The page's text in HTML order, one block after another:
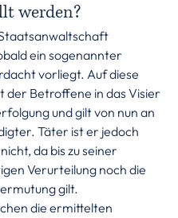
werden?
ein sogenannter
vorliegt. Auf diese
der Betroffene in das Visier
und gilt von nun an
Täter ist er jedoch
da bis zu seiner
Verurteilung noch die
gilt.
die ermittelten